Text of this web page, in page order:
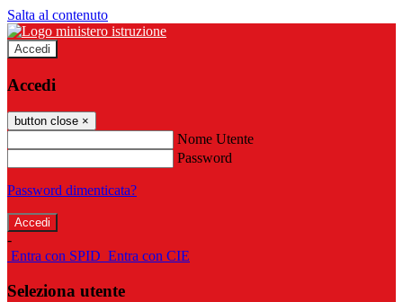
Salta al contenuto
Accedi
Accedi
button close ×
Nome Utente
Password
Password dimenticata?
-
Entra con SPID Entra con CIE
Seleziona utente